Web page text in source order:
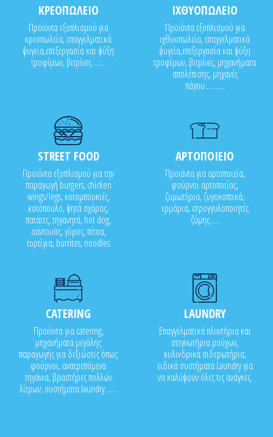
ΚΡΕΟΠΩΛΕΙΟ
Προϊόντα εξοπλισμού για
κρεοπωλεία, επαγγελματικά
ψυγεία,επεξεργασία και ψύξη
τροφίμων, βιτρίνες........
ΙΧΘΥΟΠΩΛΕΙΟ
Προϊόντα εξοπλισμού για
ιχθυοπωλεία, επαγγελματικά
ψυγεία,επεξεργασία και ψύξη
τροφίμων, βιτρίνες, μηχανήματα
απολέπισης, μηχανές
πάγου...........
STREET FOOD
Προϊόντα εξοπλισμού για την
παραγωγή burgers, chicken
wings/legs, κοτομπουκιές,
κοτόπουλο, ψητά σχάρας,
πατάτες, τηγανητά, hot dog,
σάντουϊτς, γύρος, πίτσα,
τορτίγια, burritos, noodles
ΑΡΤΟΠΟΙΕΙΟ
Προϊόντα για αρτοποιεία,
φούρνοι αρτοποιίας,
ζυμωτήρια, ζυγοκοπτικά,
ερμάρια, στρογγυλοποιητές
ζύμης.....
CATERING
Προϊόντα για catering,
μηχανήματα μεγάλης
παραγωγής για δεξιώσεις όπως
φούρνοι, ανατρεπόμενα
τηγάνια, βραστήρες πολλών
λίτρων, συστήματα laundry.......
LAUNDRY
Επαγγελματικά πλυντήρια και
στεγνωτήρια ρούχων,
κυλινδρικά σιδερωτήρια,
ειδικά συστήματα Laundry για
να καλύψουν όλες τις ανάγκες.